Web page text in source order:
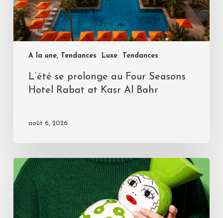
A la une, Tendances Luxe Tendances
L’été se prolonge au Four Seasons
Hotel Rabat at Kasr Al Bahr
août 6, 2026